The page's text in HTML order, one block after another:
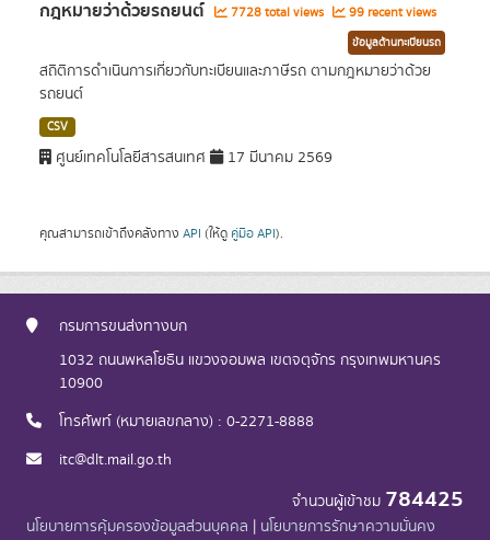
กฎหมายว่าด้วยรถยนต์ 7728 total views 99 recent views
ข้อมูลด้านทะเบียนรถ
สถิติการดำเนินการเกี่ยวกับทะเบียนและภาษีรถ ตามกฎหมายว่าด้วย
รถยนต์
CSV
ศูนย์เทคโนโลยีสารสนเทศ 17 มีนาคม 2569
คุณสามารถเข้าถึงคลังทาง API (ให้ดู คู่มือ API).
กรมการขนส่งทางบก
1032 ถนนพหลโยธิน แขวงจอมพล เขตจตุจักร กรุงเทพมหานคร
10900
โทรศัพท์ (หมายเลขกลาง) : 0-2271-8888
itc@dlt.mail.go.th
จำนวนผู้เข้าชม 784425
นโยบายการคุ้มครองข้อมูลส่วนบุคคล | นโยบายการรักษาความมั่นคง